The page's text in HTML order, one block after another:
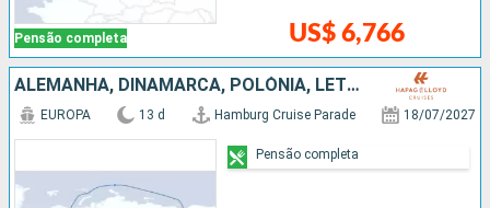
Pensão completa US$ 6,766
ALEMANHA, DINAMARCA, POLÓNIA, LETÔNIA, SUÃCIA, ISLÂNDIA
EUROPA 13 d Hamburg Cruise Parade 18/07/2027
Pensão completa